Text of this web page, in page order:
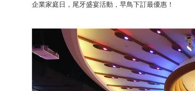
企業家庭日，尾牙盛宴活動，早鳥下訂最優惠！